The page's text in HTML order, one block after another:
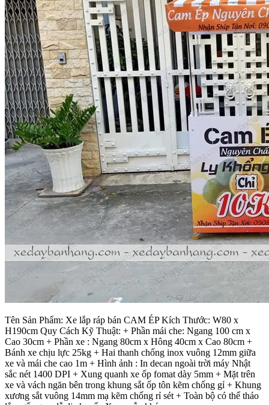
Tên Sản Phẩm: Xe lắp ráp bán CAM ÉP Kích Thước: W80 x
H190cm Quy Cách Kỹ Thuật: + Phần mái che: Ngang 100 cm x
Cao 30cm + Phần xe : Ngang 80cm x Hông 40cm x Cao 80cm +
Bánh xe chịu lực 25kg + Hai thanh chống inox vuông 12mm giữa
xe và mái che cao 1m + Hình ảnh : In decan ngoài trời máy Nhật
sắc nét 1400 DPI + Xung quanh xe ốp fomat dày 5mm + Mặt trên
xe và vách ngăn bên trong khung sắt ốp tôn kẽm chống gỉ + Khung
xương sắt vuông 14mm mạ kẽm chống rỉ sét + Toàn bộ có thể tháo